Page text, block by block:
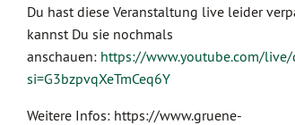
Du hast diese Veranstaltung live leider
kannst Du sie nochmals
anschauen: https://www.youtube.com/live/
si=G3bzpvqXeTmCeq6Y
Weitere Infos: https://www.gruene-